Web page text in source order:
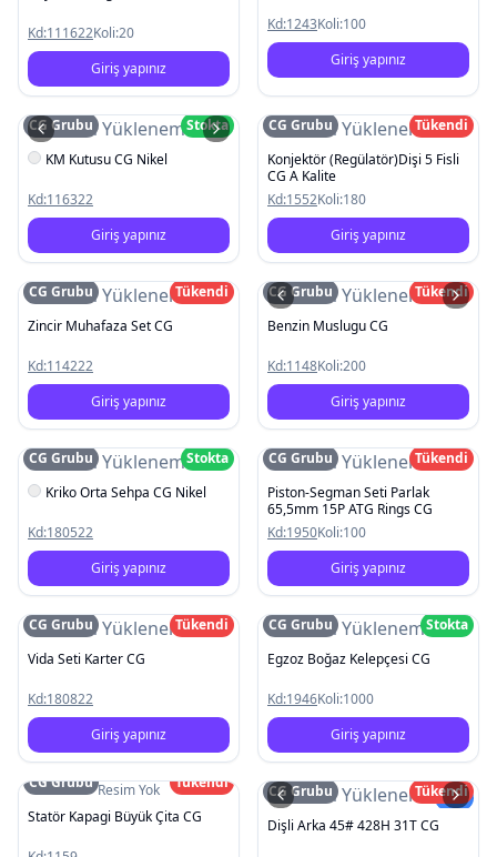
Kd:111622Koli:20
Giriş yapınız
Kd:1243Koli:100
Giriş yapınız
Resim Yüklenemedi
CG Grubu
Stokta
KM Kutusu CG Nikel
Kd:116322
Giriş yapınız
Resim Yüklenemedi
CG Grubu
Tükendi
Konjektör (Regülatör)Dişi 5 Fisli
CG A Kalite
Kd:1552Koli:180
Giriş yapınız
Resim Yüklenemedi
CG Grubu
Tükendi
Zincir Muhafaza Set CG
Kd:114222
Giriş yapınız
Resim Yüklenemedi
CG Grubu
Tükendi
Benzin Muslugu CG
Kd:1148Koli:200
Giriş yapınız
Resim Yüklenemedi
CG Grubu
Stokta
Kriko Orta Sehpa CG Nikel
Kd:180522
Giriş yapınız
Resim Yüklenemedi
CG Grubu
Tükendi
Piston-Segman Seti Parlak
65,5mm 15P ATG Rings CG
Kd:1950Koli:100
Giriş yapınız
Resim Yüklenemedi
CG Grubu
Tükendi
Vida Seti Karter CG
Kd:180822
Giriş yapınız
Resim Yüklenemedi
CG Grubu
Stokta
Egzoz Boğaz Kelepçesi CG
Kd:1946Koli:1000
Giriş yapınız
Resim Yok
CG Grubu
Tükendi
Statör Kapagi Büyük Çita CG
Resim YüklenemediYeni
CG Grubu
Tükendi
Dişli Arka 45# 428H 31T CG